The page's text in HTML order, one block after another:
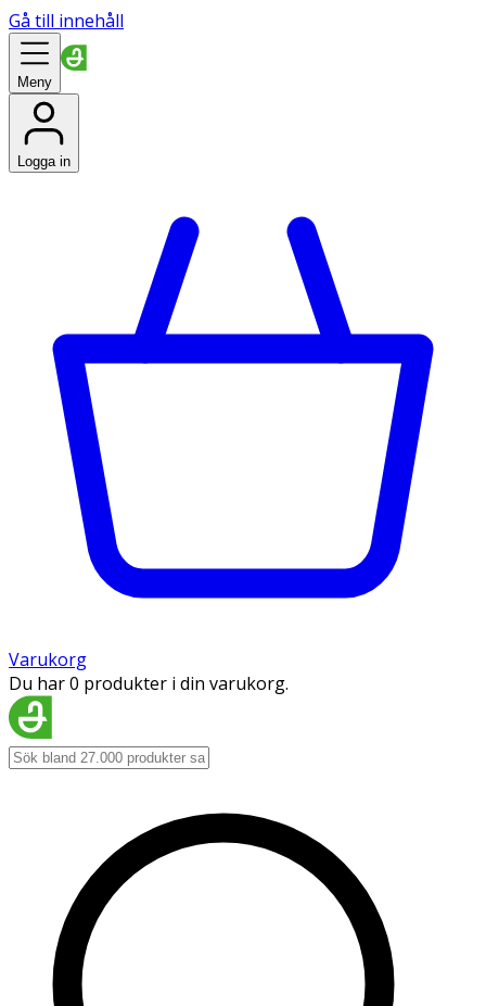
Gå till innehåll
Meny
Logga in
Varukorg
Du har 0 produkter i din varukorg.